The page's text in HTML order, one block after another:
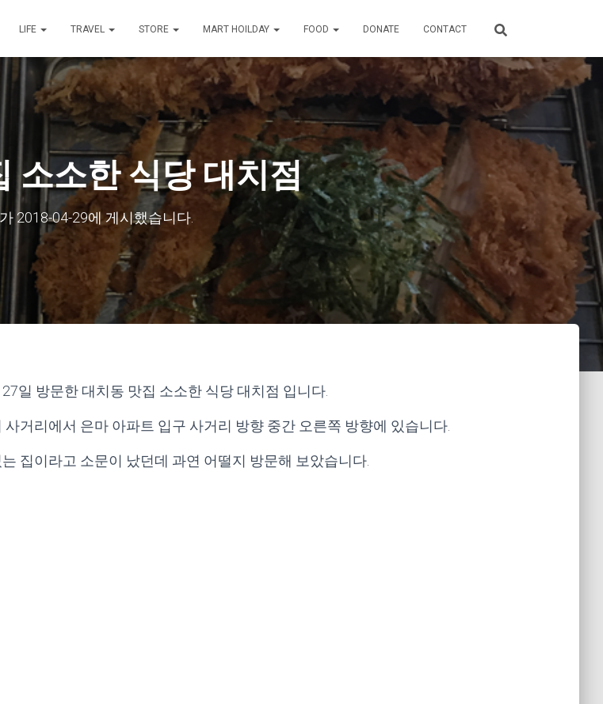
LIFE TRAVEL STORE MART HOILDAY FOOD DONATE CONTACT
소소한 식당 대치점
가 2018-04-29에 게시했습니다.
일 방문한 대치동 맛집 소소한 식당 대치점 입니다.
사거리에서 은마 아파트 입구 사거리 방향 중간 오른쪽 방향에 있습니다.
집이라고 소문이 났던데 과연 어떨지 방문해 보았습니다.